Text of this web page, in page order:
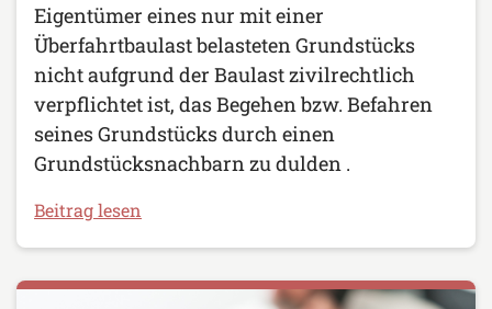
Eigentümer eines nur mit einer
Überfahrtbaulast belasteten Grundstücks
nicht aufgrund der Baulast zivilrechtlich
verpflichtet ist, das Begehen bzw. Befahren
seines Grundstücks durch einen
Grundstücksnachbarn zu dulden .
Beitrag lesen